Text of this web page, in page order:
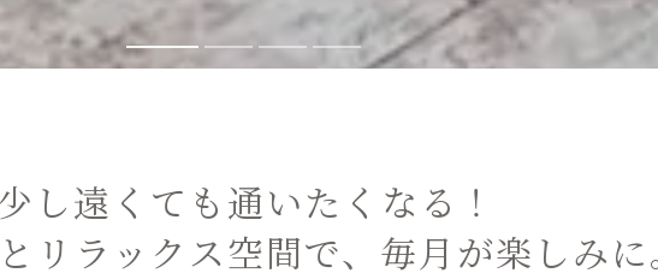
し遠くても通いたくなる！
リラックス空間で、毎月が楽しみに